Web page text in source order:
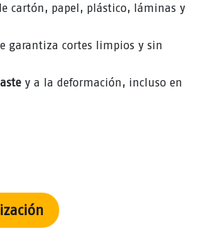
cartón, papel, plástico, láminas y
garantiza cortes limpios y sin
y a la deformación, incluso en